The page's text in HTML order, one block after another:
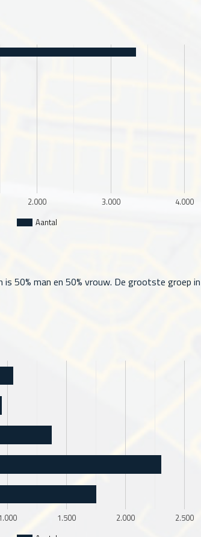
Aantal
2.000 3.000 4.000
is 50% man en 50% vrouw. De grootste
1.500 2.000 2.500